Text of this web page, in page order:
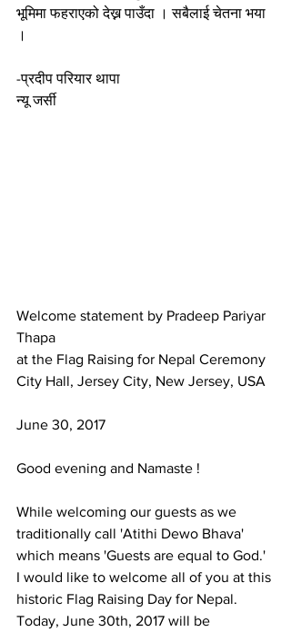
भूमिमा फहराएको देख्न पाउँदा । सबैलाई चेतना भया
।
-प्रदीप परियार थापा
न्यू जर्सी
Welcome statement by Pradeep Pariyar
Thapa
at the Flag Raising for Nepal Ceremony
City Hall, Jersey City, New Jersey, USA
June 30, 2017
Good evening and Namaste !
While welcoming our guests as we
traditionally call 'Atithi Dewo Bhava'
which means 'Guests are equal to God.'
I would like to welcome all of you at this
historic Flag Raising Day for Nepal.
Today, June 30th, 2017 will be